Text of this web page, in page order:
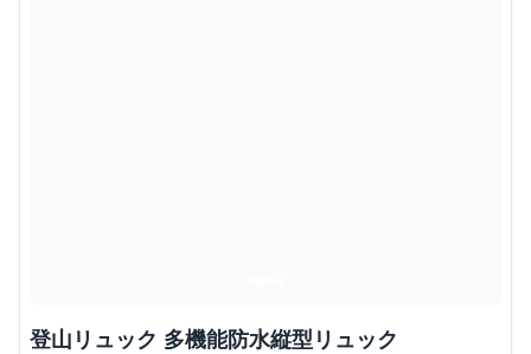
登山リュック 多機能防水縦型リュック